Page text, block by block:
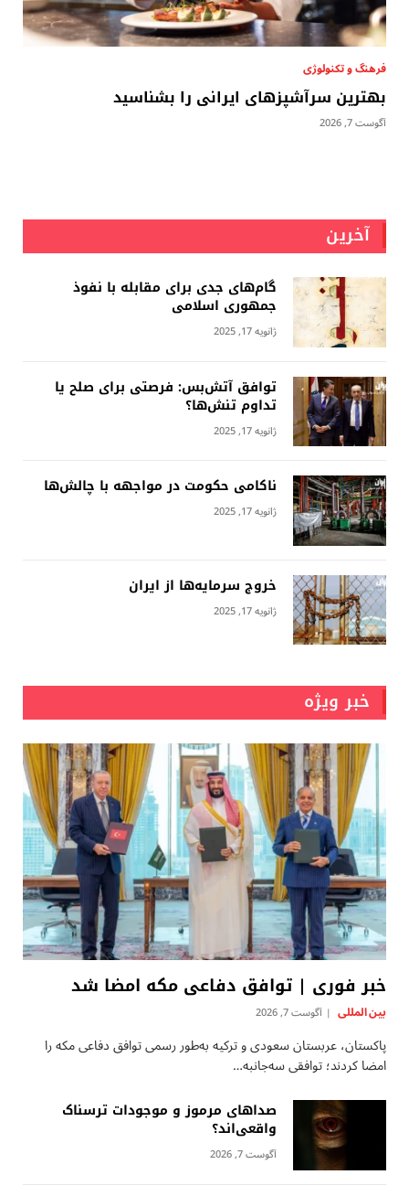
فرهنگ و تکنولوژی
بهترین سرآشپزهای ایرانی را بشناسید
آگوست 7, 2026
آخرین
گام‌های جدی برای مقابله با نفوذ
جمهوری اسلامى
ژانویه 17, 2025
توافق آتش‌بس: فرصتی برای صلح یا
تداوم تنش‌ها؟
ژانویه 17, 2025
ناکامی حکومت در مواجهه با چالش‌ها
ژانویه 17, 2025
خروج سرمایه‌ها از ایران
ژانویه 17, 2025
خبر ویژه
خبر فوری | توافق دفاعی مکه امضا شد
بين المللى آگوست 7, 2026
پاکستان، عربستان سعودی و ترکیه به‌طور رسمی توافق دفاعی مکه را
امضا کردند؛ توافقی سه‌جانبه…
صداهای مرموز و موجودات ترسناک
واقعی‌اند؟
آگوست 7, 2026